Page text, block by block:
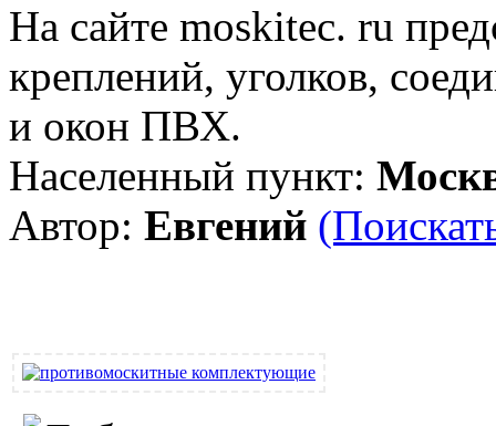
На сайте moskitec. ru
креплений, уголков,
и окон ПВХ.
Населенный пункт:
Автор: Евгений